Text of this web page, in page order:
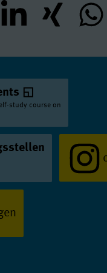
Evolution,
Geographie
Geoinformatik
Geschichte
Friedrich-
Computer
Friedrich-
Friedrich-
mitteilen teilen
study course on